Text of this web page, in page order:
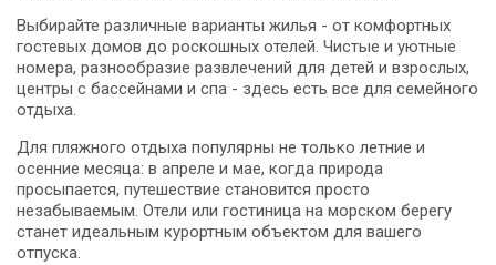
Выбирайте различные варианты жилья - от комфортных
гостевых домов до роскошных отелей. Чистые и уютные
номера, разнообразие развлечений для детей и взрослых,
центры с бассейнами и спа - здесь есть все для семейного
отдыха.
Для пляжного отдыха популярны не только летние и
осенние месяца: в апреле и мае, когда природа
просыпается, путешествие становится просто
незабываемым. Отели или гостиница на морском берегу
станет идеальным курортным объектом для вашего
отпуска.